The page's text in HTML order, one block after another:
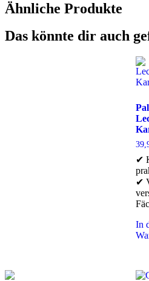
Ähnliche Produkte
Das könnte dir auch
✔
✔
In